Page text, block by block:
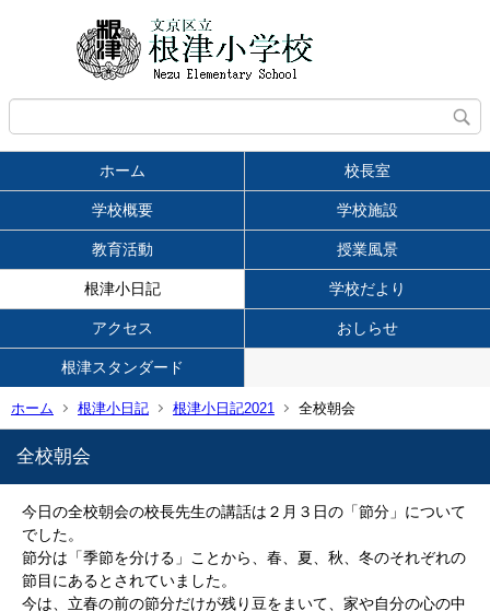
ホーム 校長室
学校概要 学校施設
教育活動 授業風景
根津小日記 学校だより
アクセス おしらせ
根津スタンダード
ホーム 根津小日記 根津小日記2021 全校朝会
全校朝会
今日の全校朝会の校長先生の講話は２月３日の「節分」について
でした。
節分は「季節を分ける」ことから、春、夏、秋、冬のそれぞれの
節目にあるとされていました。
今は、立春の前の節分だけが残り豆をまいて、家や自分の心の中